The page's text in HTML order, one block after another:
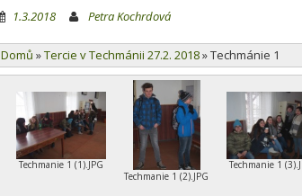
1.3.2018 Petra Kochrdová
Domů »Tercie v Techmánii 27.2. 2018»Techmánie 1
Techmanie 1 (1).JPG
Techmanie 1 (2).JPG
Techmanie 1